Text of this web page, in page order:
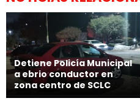
Detiene Policía Municipal
a ebrio conductor en
zona centro de SCLC